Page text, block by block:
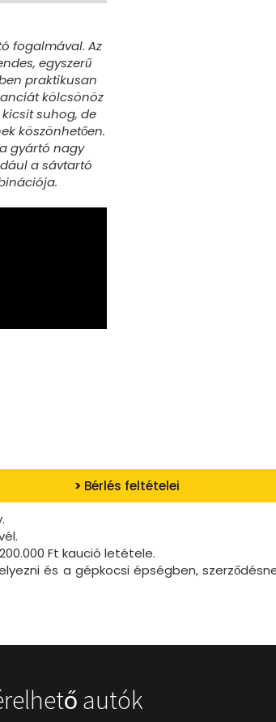
fogalmával. Az
egyszerű
praktikusan
kölcsönöz
suhog, de
köszönhetően.
gyártó nagy
a sávtartó
> Bérlés feltételei
Ft kaució letétele.
és a gépkocsi épségben,
autók